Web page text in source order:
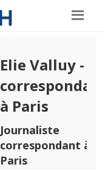
Elie Valluy -
à Paris
Journaliste
correspondant à
Paris